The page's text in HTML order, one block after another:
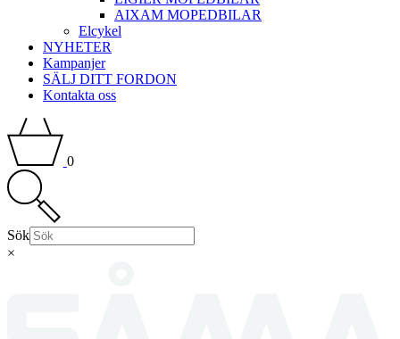
AIXAM MOPEDBILAR
Elcykel
NYHETER
Kampanjer
SÄLJ DITT FORDON
Kontakta oss
0
Sök
×